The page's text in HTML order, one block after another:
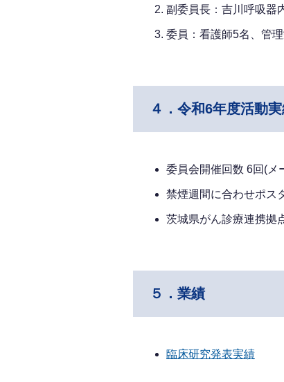
副委員長：吉川呼吸器
委員：看護師5名、管
４．令和6年度活動
委員会開催回数 6回(メ
禁煙週間に合わせポス
茨城県がん診療連携拠
５．業績
臨床研究発表実績